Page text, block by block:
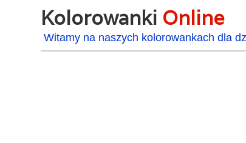
Kolorowanki Online
Witamy na naszych kolorowankach dla